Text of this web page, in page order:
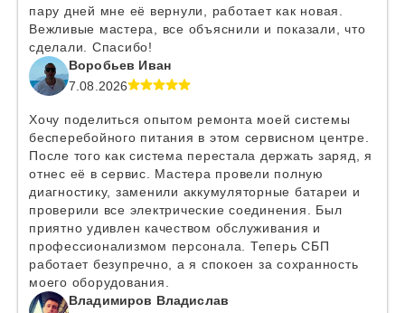
пару дней мне её вернули, работает как новая.
Вежливые мастера, все объяснили и показали, что
сделали. Спасибо!
Воробьев Иван
7.08.2026
Хочу поделиться опытом ремонта моей системы
бесперебойного питания в этом сервисном центре.
После того как система перестала держать заряд, я
отнес её в сервис. Мастера провели полную
диагностику, заменили аккумуляторные батареи и
проверили все электрические соединения. Был
приятно удивлен качеством обслуживания и
профессионализмом персонала. Теперь СБП
работает безупречно, а я спокоен за сохранность
моего оборудования.
Владимиров Владислав